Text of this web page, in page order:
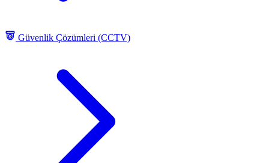
Güvenlik Çözümleri (CCTV)